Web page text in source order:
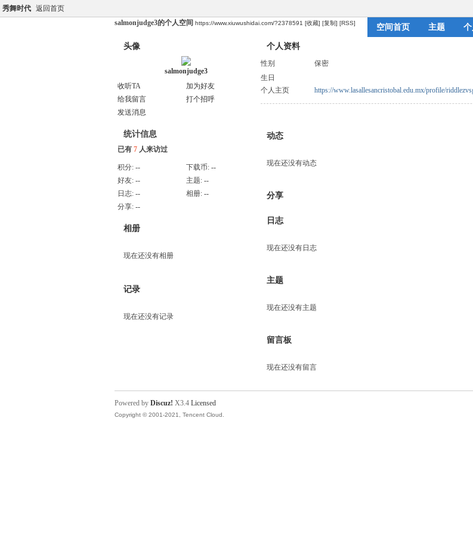
秀舞时代 返回首页
salmonjudge3的个人空间 https://www.xiuwushidai.com/?2378591 [收藏] [复制] [RSS] 空间首页 主题
头像
salmonjudge3
收听TA
加为好友
给我留言
打个招呼
发送消息
统计信息
已有 7 人来访过
积分: -- 下载币: --
好友: -- 主题: --
日志: -- 相册: --
分享: --
相册
现在还没有相册
记录
现在还没有记录
个人资料
性别
保密
生日
个人主页
https://www.lasallesancristobal.edu.mx/profile/
动态
现在还没有动态
分享
日志
现在还没有日志
主题
现在还没有主题
留言板
现在还没有留言
Powered by Discuz! X3.4 Licensed
Copyright © 2001-2021, Tencent Cloud.